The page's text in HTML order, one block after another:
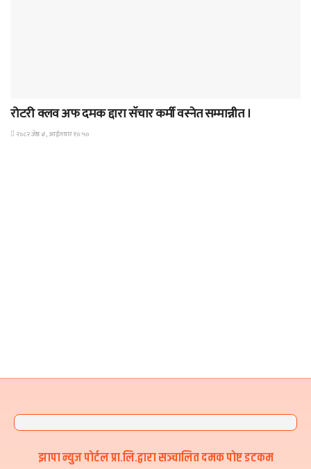
रोटरी क्लव अफ दमक द्दारा सॅचार कर्मी वस्नेत सम्मान्नीत ।
२०८२ जेष्ठ ४, आईतवार १०:५०
झापा न्युज पोर्टल प्रा.लि.द्वारा सञ्चालित दमक पोष्ट डटकम